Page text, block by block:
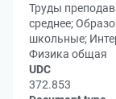
Труды
среднее;
школьные;
Физика общая
UDC
372.853